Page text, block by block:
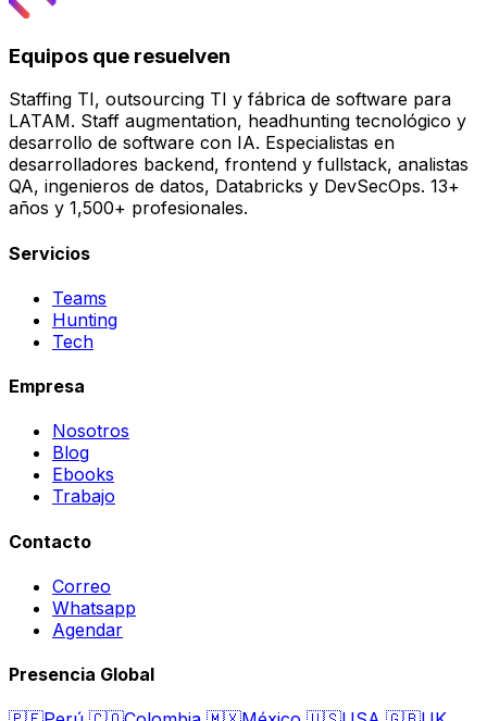
Equipos que resuelven
Staffing TI, outsourcing TI y fábrica de software para
LATAM. Staff augmentation, headhunting tecnológico y
desarrollo de software con IA. Especialistas en
desarrolladores backend, frontend y fullstack, analistas
QA, ingenieros de datos, Databricks y DevSecOps. 13+
años y 1,500+ profesionales.
Servicios
Teams
Hunting
Tech
Empresa
Nosotros
Blog
Ebooks
Trabajo
Contacto
Correo
Whatsapp
Agendar
Presencia Global